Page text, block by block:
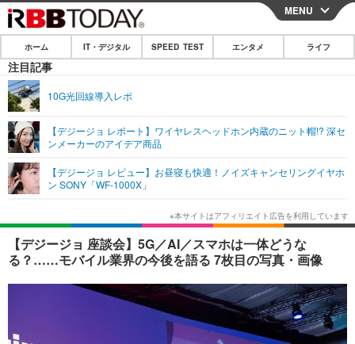
CLOSE
ホーム
IT・デジタル
ネタ
ショッピング その他
SPEED TEST
エンタメ
エンタメTOP
韓国・芸能
音楽 スポーツ
その他
ライフ
ライフTOP グルメ
ペット ショッピング
その他
リリース一覧
プッシュ通知の停止方法
MENU
ホーム IT・デジタル SPEED TEST エンタメ ライフ
注目記事
10G光回線導入レポ
【デジージョ レポート】ワイヤレスヘッドホン内蔵のニット帽!? 深セ
ンメーカーのアイデア商品
【デジージョ レビュー】お昼寝も快適！ノイズキャンセリングイヤホ
ン SONY「WF-1000X」
【デジージョ 座談会】5G／AI／スマホは一体どうな
る？……モバイル業界の今後を語る 7枚目の写真・画像